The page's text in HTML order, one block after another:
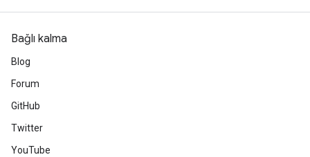
Bağlı kalma
Blog
Forum
GitHub
Twitter
YouTube